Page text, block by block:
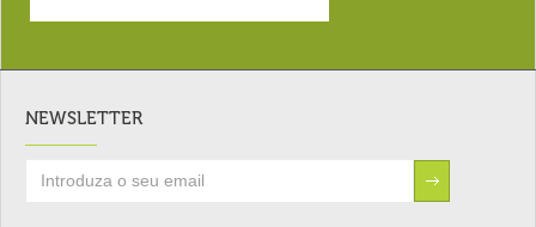
NEWSLETTER